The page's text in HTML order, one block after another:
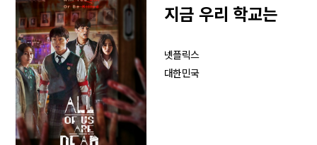
지금 우리 학교는
넷플릭스
대한민국